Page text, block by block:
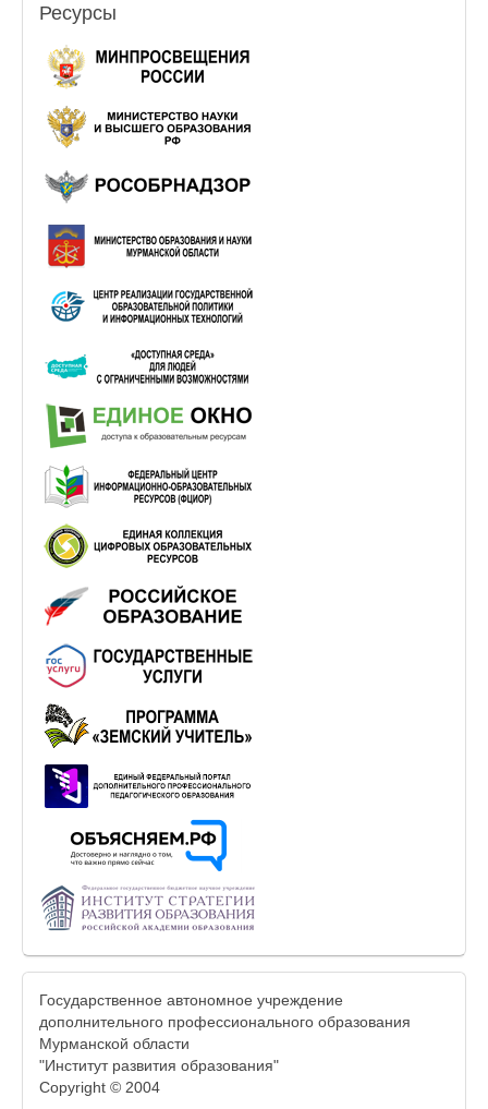
Ресурсы
Государственное автономное учреждение
дополнительного профессионального образования
Мурманской области
"Институт развития образования"
Copyright © 2004